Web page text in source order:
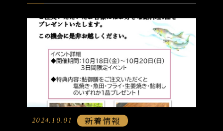
2024.10.01
新着情報